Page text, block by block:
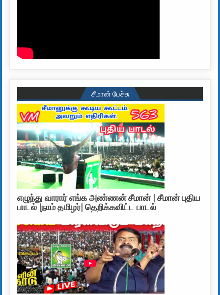
சீமான் பேச்சு
எழுந்து வாரார் எங்க அண்ணன் சீமான் | சீமான் புதிய
பாடல் |நாம் தமிழர்| தெறிக்கவிட்ட பாடல்